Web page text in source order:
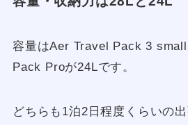
容量はAer Travel Pack 3
Pack Proが24Lです。
どちらも1泊2日程度くらいの